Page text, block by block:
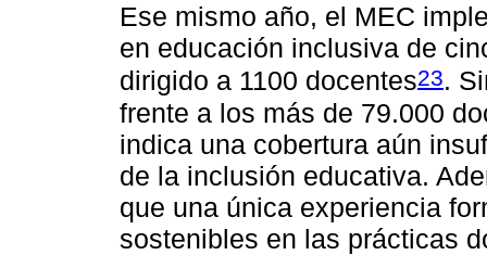
Ese mismo año, el MEC
en educación inclusiva de
dirigido a 1100 docentes23.
frente a los más de 79.000
indica una cobertura aún
de la inclusión educativa.
que una única experiencia
sostenibles en las prácticas